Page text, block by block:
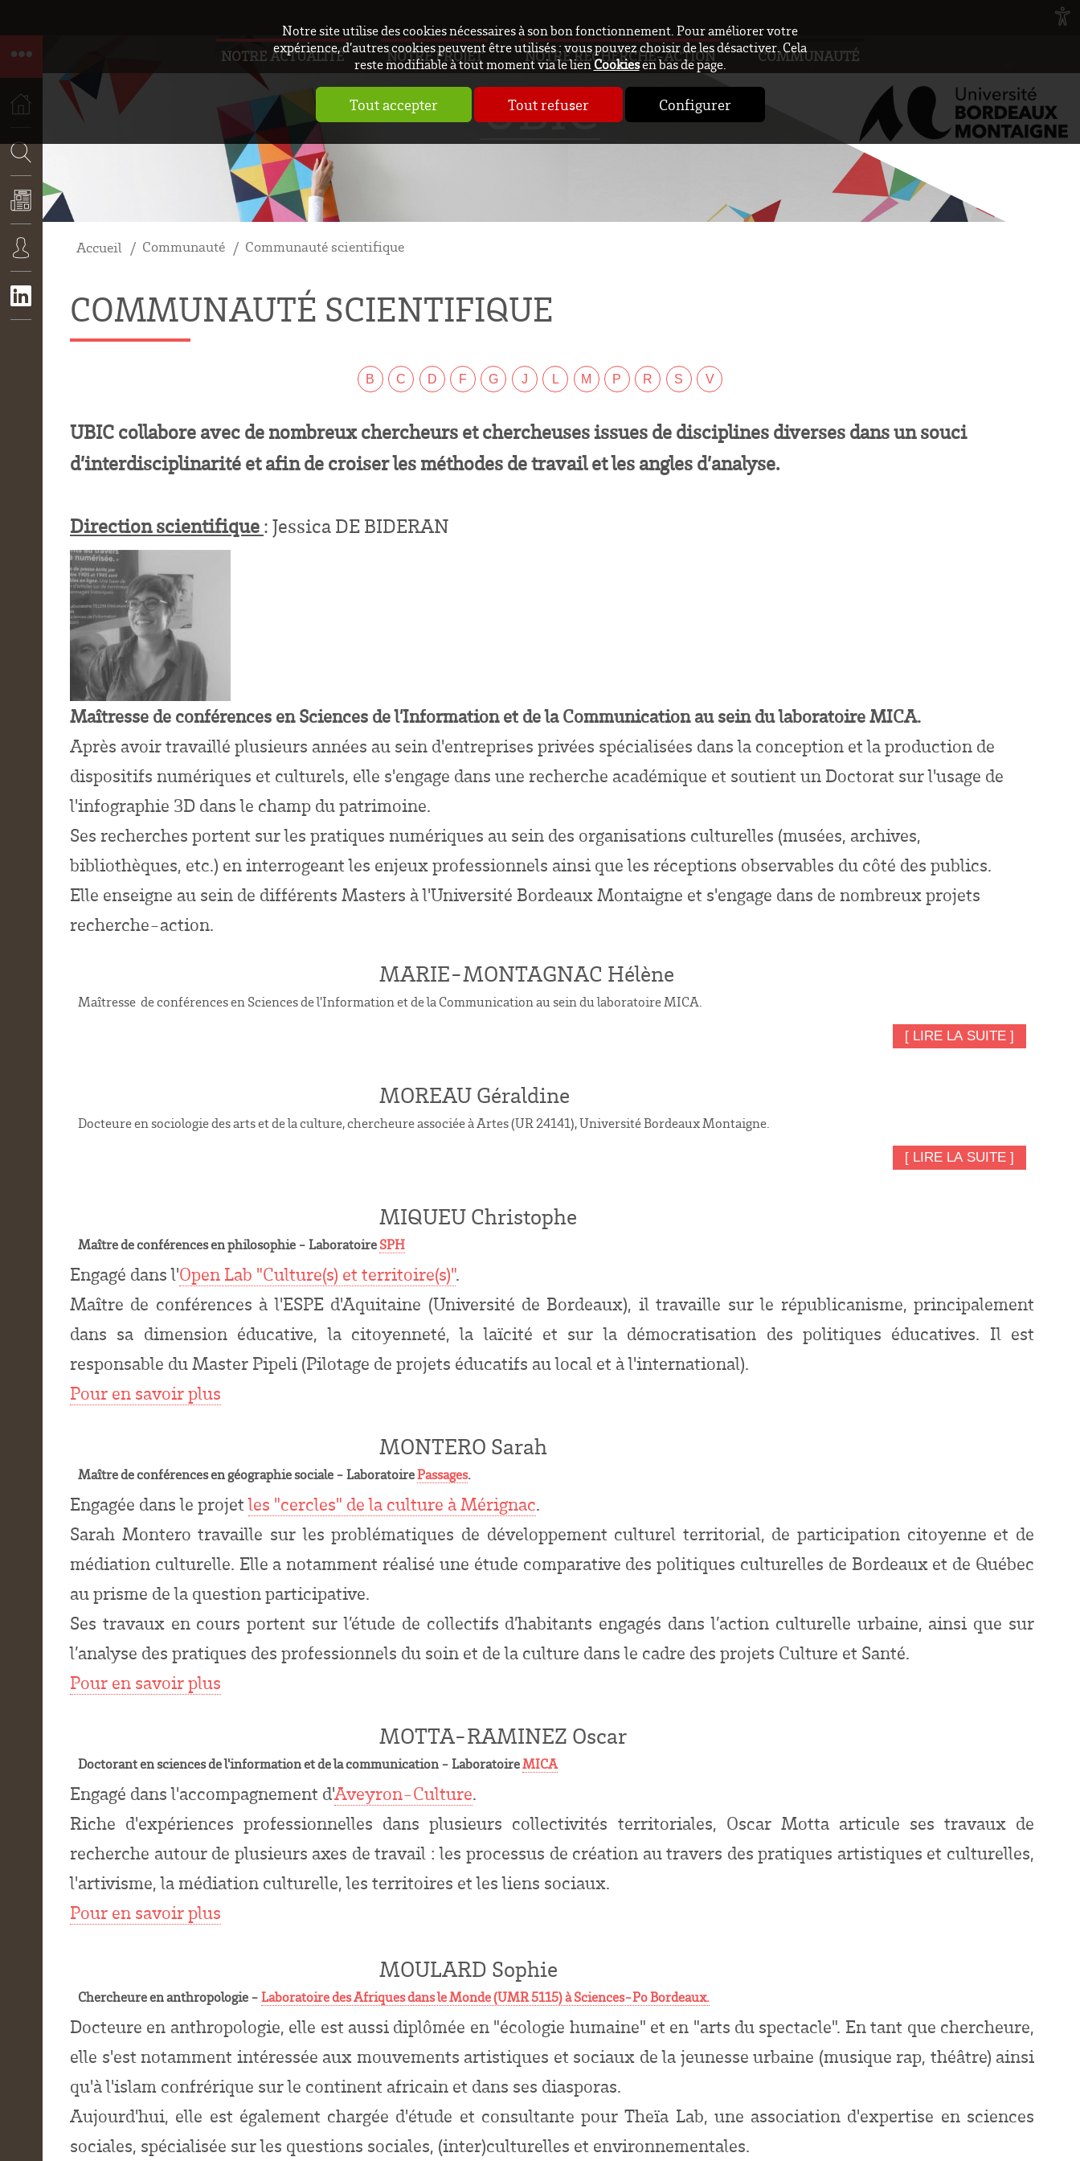
Notre site utilise des cookies nécessaires à son bon fonctionnement. Pour améliorer votre
expérience, d’autres cookies peuvent être utilisés : vous pouvez choisir de les désactiver. Cela
reste modifiable à tout moment via le lienCookiesen bas de page.
Tout accepter Tout refuser Configurer
ACCUEIL
RECHERCHE
ACTUALITÉS
CONNEXION
NOTRE ACTUALITÉ NOTRE PROJET NOTRE RECHERCHE-ACTION COMMUNAUTÉ
UBIC
Accueil Communauté Communauté scientifique
COMMUNAUTÉ SCIENTIFIQUE
B C D F G J L M P R S V
UBIC collabore avec de nombreux chercheurs et chercheuses issues de disciplines diverses dans un souci
d’interdisciplinarité et afin de croiser les méthodes de travail et les angles d’analyse.
Direction scientifique : Jessica DE BIDERAN
Maîtresse de conférences en Sciences de l’Information et de la Communication au sein du laboratoire MICA.
Après avoir travaillé plusieurs années au sein d'entreprises privées spécialisées dans la conception et la production de
dispositifs numériques et culturels, elle s'engage dans une recherche académique et soutient un Doctorat sur l'usage de
l'infographie 3D dans le champ du patrimoine.
Ses recherches portent sur les pratiques numériques au sein des organisations culturelles (musées, archives,
bibliothèques, etc.) en interrogeant les enjeux professionnels ainsi que les réceptions observables du côté des publics.
Elle enseigne au sein de différents Masters à l'Université Bordeaux Montaigne et s'engage dans de nombreux projets
recherche-action.
MARIE-MONTAGNAC Hélène
Maîtresse de conférences en Sciences de l'Information et de la Communication au sein du laboratoire MICA.
[ LIRE LA SUITE ]
MOREAU Géraldine
Docteure en sociologie des arts et de la culture, chercheure associée à Artes (UR 24141), Université Bordeaux Montaigne.
[ LIRE LA SUITE ]
MIQUEU Christophe
Maître de conférences en philosophie - Laboratoire SPH
Engagé dans l'Open Lab "Culture(s) et territoire(s)".
Maître de conférences à l'ESPE d'Aquitaine (Université de Bordeaux), il travaille sur le républicanisme, principalement
dans sa dimension éducative, la citoyenneté, la laïcité et sur la démocratisation des politiques éducatives. Il est
responsable du Master Pipeli (Pilotage de projets éducatifs au local et à l'international).
Pour en savoir plus
MONTERO Sarah
Maître de conférences en géographie sociale - LaboratoirePassages.
Engagée dans le projetles "cercles" de la culture à Mérignac.
Sarah Montero travaille sur les problématiques de développement culturel territorial, de participation citoyenne et de
médiation culturelle. Elle a notamment réalisé une étude comparative des politiques culturelles de Bordeaux et de Québec
au prisme de la question participative.
Ses travaux en cours portent sur l’étude de collectifs d’habitants engagés dans l’action culturelle urbaine, ainsi que sur
l’analyse des pratiques des professionnels du soin et de la culture dans le cadre des projets Culture et Santé.
Pour en savoir plus
MOTTA-RAMINEZ Oscar
Doctorant en sciences de l'information et de la communication - LaboratoireMICA
Engagé dans l'accompagnement d'Aveyron-Culture.
Riche d'expériences professionnelles dans plusieurs collectivités territoriales, Oscar Motta articule ses travaux de
recherche autour de plusieurs axes de travail : les processus de création au travers des pratiques artistiques et culturelles,
l'artivisme, la médiation culturelle, les territoires et les liens sociaux.
Pour en savoir plus
MOULARD Sophie
Chercheure en anthropologie - Laboratoire des Afriques dans le Monde (UMR 5115) à Sciences-Po Bordeaux.
Docteure en anthropologie, elle est aussi diplômée en "écologie humaine" et en "arts du spectacle". En tant que chercheure,
elle s'est notamment intéressée aux mouvements artistiques et sociaux de la jeunesse urbaine (musique rap, théâtre) ainsi
qu'à l'islam confrérique sur le continent africain et dans ses diasporas.
Aujourd'hui, elle est également chargée d'étude et consultante pour Theïa Lab, une association d'expertise en sciences
sociales, spécialisée sur les questions sociales, (inter)culturelles et environnementales.